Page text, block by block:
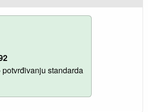
potvrđivanju standarda